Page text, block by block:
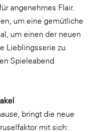
angenehmes Flair.
um eine gemütliche
um einen der neuen
Lieblingsserie zu
Spieleabend
bringt die neue
mit sich: